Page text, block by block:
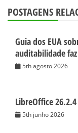
POSTAGENS
Guia dos EUA
auditabilidade
5th agosto 2026
LibreOffice
5th junho 2026